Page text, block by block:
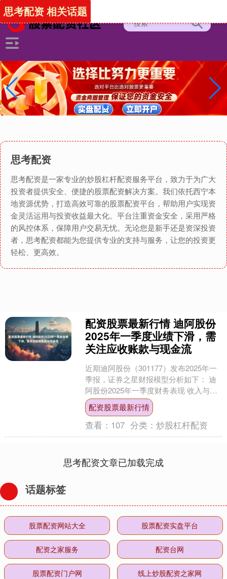
思考配资
思考配资是一家专业的炒股杠杆配资服务平台，致力于为广大
投资者提供安全、便捷的股票配资解决方案。我们依托西宁本
地资源优势，打造高效可靠的股票配资平台，帮助用户实现资
金灵活运用与投资收益最大化。平台注重资金安全，采用严格
的风控体系，保障用户交易无忧。无论您是新手还是资深投资
者，思考配资都能为您提供专业的支持与服务，让您的投资更
轻松、更高效。
思考配资 相关话题
配资股票最新行情 迪阿股份
2025年一季度业绩下滑，需
关注应收账款与现金流
近期迪阿股份（301177）发布2025年一
季报，证券之星财报模型分析如下： 迪
阿股份2025年一季度财务表现 收入与利
润情况 营业总收入：4.08亿元，同比
下....
配资股票最新行情
查看： 107 分类：炒股杠杆配资
思考配资文章已加载完成
话题标签
股票配资网站大全 股票配资实盘平台
配资之家服务 配资台网
股票配资门户网 线上炒股配资之家网